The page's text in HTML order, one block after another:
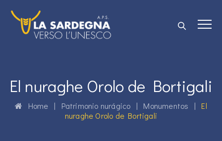
El nuraghe Orolo de Bortigali
Home | Patrimonio nurágico | Monumentos |El
nuraghe Orolo de Bortigali